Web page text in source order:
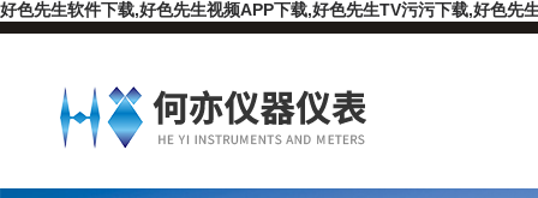
好色先生软件下载,好色先生视频APP下载,好色先生TV污污下载,好色先